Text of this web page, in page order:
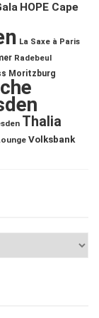
HOPE Cape
La Saxe à Paris
Radebeul
Moritzburg
Thalia
Volksbank